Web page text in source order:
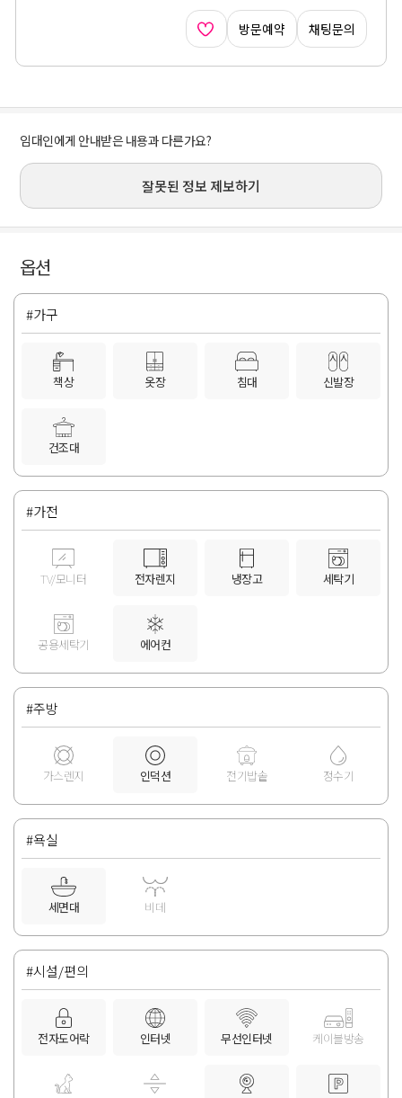
방문예약 채팅문의
임대인에게 안내받은 내용과 다른가요?
잘못된 정보 제보하기
옵션
#가구
책상 옷장 침대 신발장
건조대
#가전
TV/모니터 전자렌지 냉장고 세탁기
공용세탁기 에어컨
#주방
가스렌지 인덕션 전기밥솥 정수기
#욕실
세면대 비데
#시설/편의
전자도어락 인터넷 무선인터넷 케이블방송